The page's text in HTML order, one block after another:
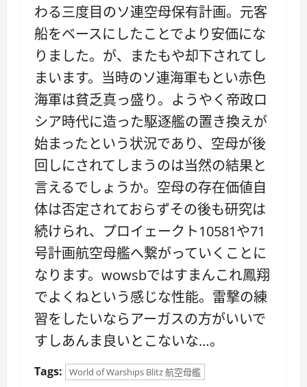
わる三度目のソ連空母保有計画。元客
船をベースにしたことでより安価にな
りました。が、またもや却下されてし
まいます。当時のソ連海軍もとい赤色
海軍は貧乏真っ盛り。ようやく帝政ロ
シア時代に造った駆逐艦の置き換えが
始まったという状況であり、空母が後
回しにされてしまうのは当然の結果と
言えるでしょうか。空母の存在価値自
体は否定されておらずその後も研究は
続けられ、プロイェークト10581や71
号計画航空母艦へ繋がっていくことに
なります。wowsbではすまんこれ鳳翔
でよくねという感じな性能。雷撃の練
習をしたいならアーガスの方がいいで
すしあんま良いとこないな…。
Tags: World of Warships Blitz 航空母艦